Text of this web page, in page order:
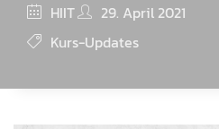
HIIT
29. April 2021
Kurs-Updates